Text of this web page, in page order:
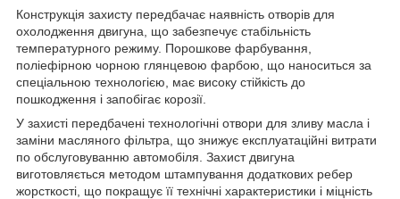
Конструкція захисту передбачає наявність отворів для
охолодження двигуна, що забезпечує стабільність
температурного режиму. Порошкове фарбування,
поліефірною чорною глянцевою фарбою, що наноситься за
спеціальною технологією, має високу стійкість до
пошкодження і запобігає корозії.
У захисті передбачені технологічні отвори для зливу масла і
заміни масляного фільтра, що знижує експлуатаційні витрати
по обслуговуванню автомобіля. Захист двигуна
виготовляється методом штампування додаткових ребер
жорсткості, що покращує її технічні характеристики і міцність